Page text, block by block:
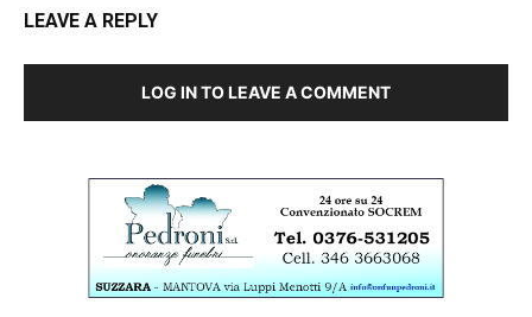
LEAVE A REPLY
LOG IN TO LEAVE A COMMENT